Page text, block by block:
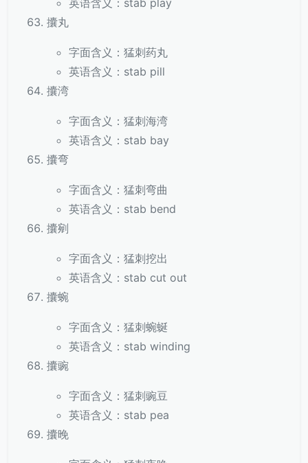
英语含义：stab play
攮丸
字面含义：猛刺药丸
英语含义：stab pill
攮湾
字面含义：猛刺海湾
英语含义：stab bay
攮弯
字面含义：猛刺弯曲
英语含义：stab bend
攮剜
字面含义：猛刺挖出
英语含义：stab cut out
攮蜿
字面含义：猛刺蜿蜒
英语含义：stab winding
攮豌
字面含义：猛刺豌豆
英语含义：stab pea
攮晚